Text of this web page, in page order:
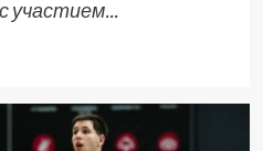
участием...